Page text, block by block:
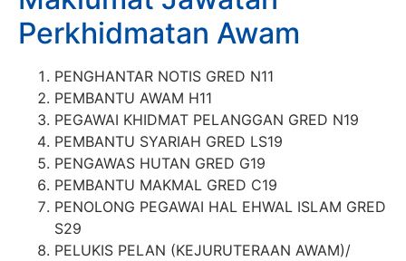
Perkhidmatan Awam
PENGHANTAR NOTIS GRED N11
PEMBANTU AWAM H11
PEGAWAI KHIDMAT PELANGGAN GRED N19
PEMBANTU SYARIAH GRED LS19
PENGAWAS HUTAN GRED G19
PEMBANTU MAKMAL GRED C19
PENOLONG PEGAWAI HAL EHWAL ISLAM GRED
S29
PELUKIS PELAN (KEJURUTERAAN AWAM)/